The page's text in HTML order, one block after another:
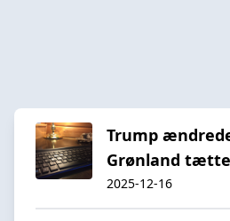
Trump
Grønland
2025-12-16